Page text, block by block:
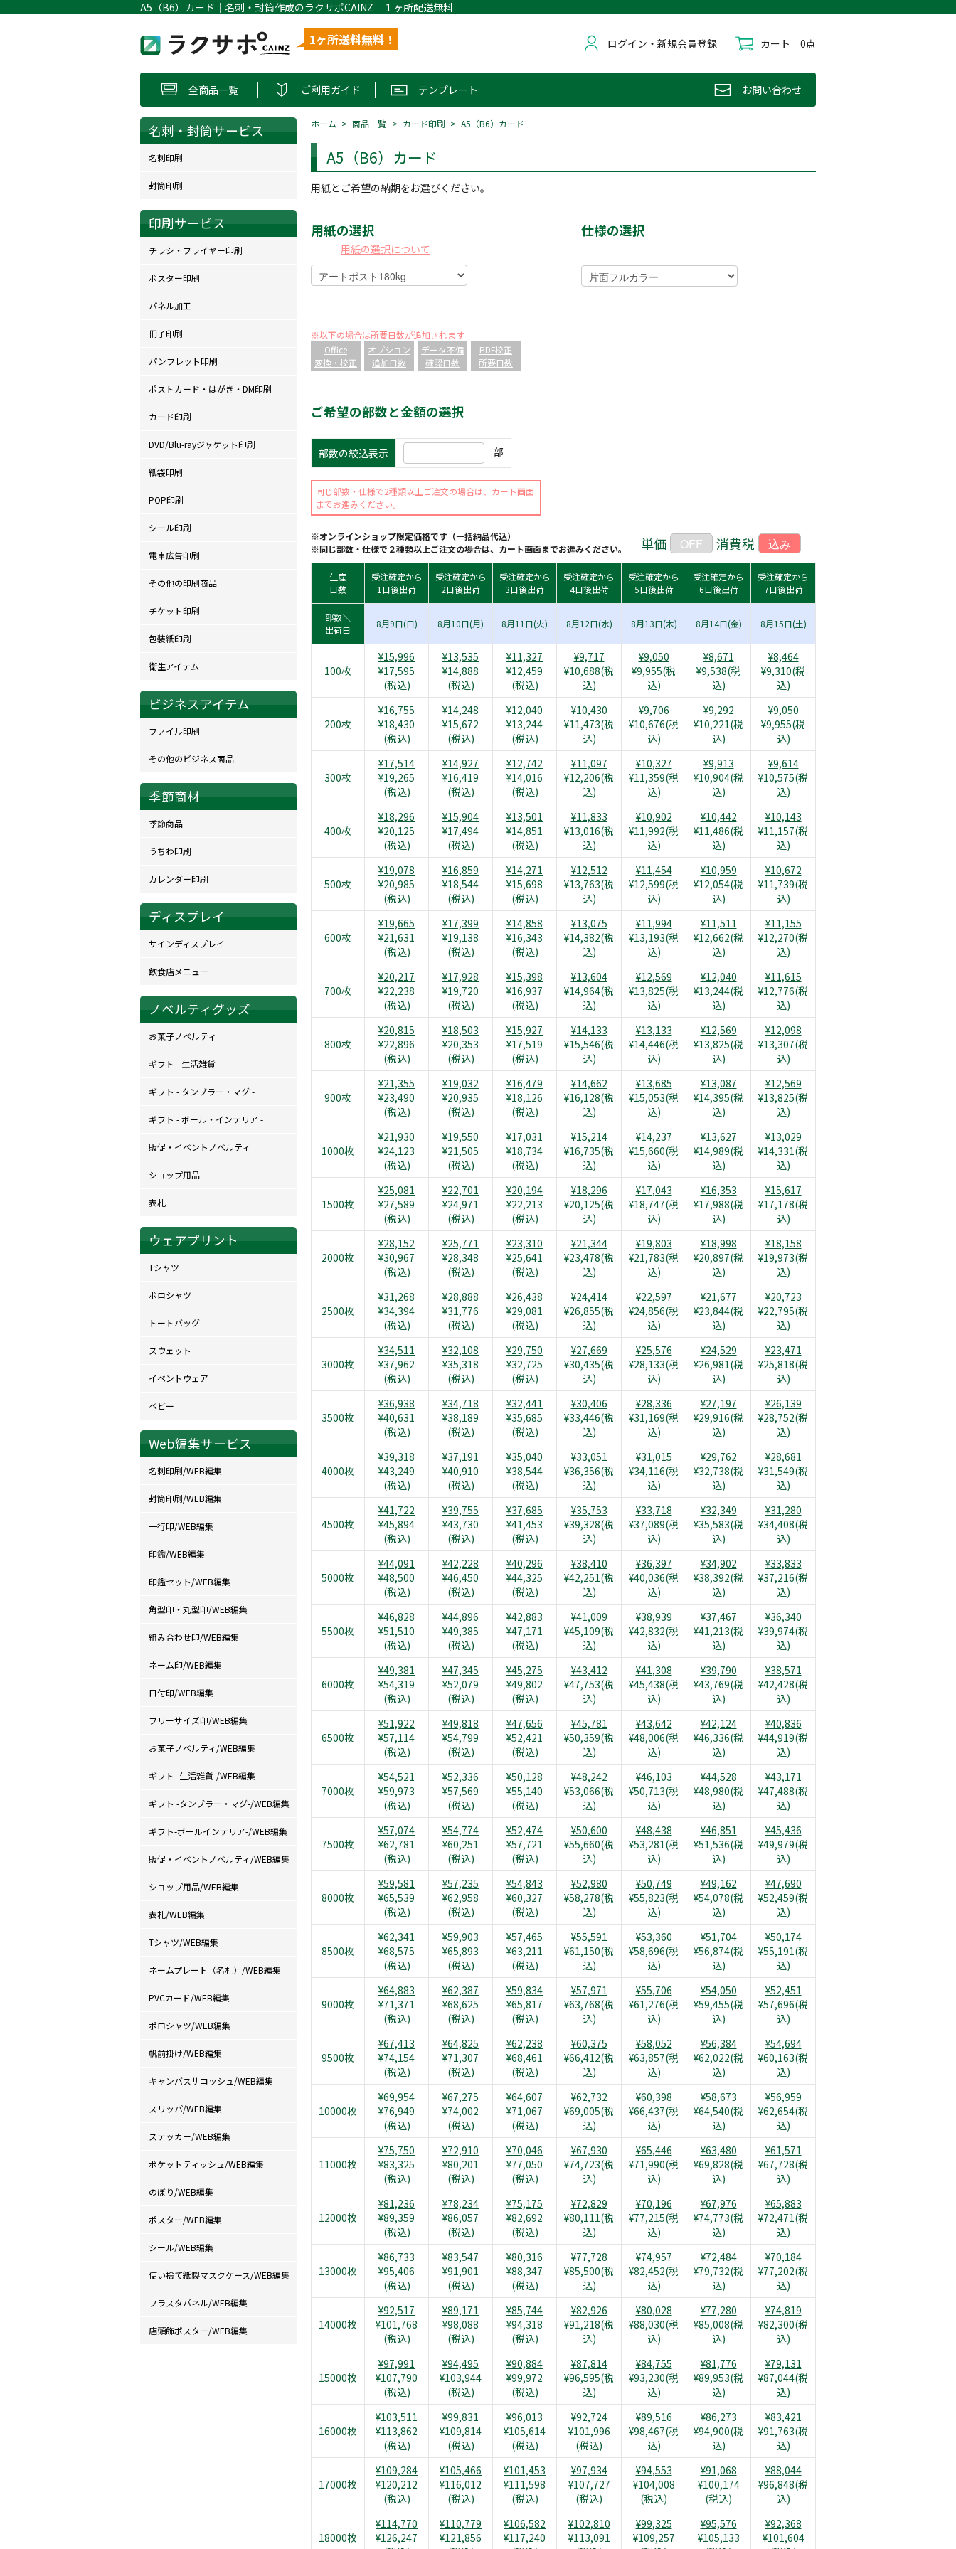
A5（B6）カード｜名刺・封筒作成のラクサポCAINZ １ヶ所配送無料
1ヶ所送料無料！ ログイン・新規会員登録 カート 0点
全商品一覧 ご利用ガイド テンプレート お問い合わせ
ホーム 商品一覧 カード印刷 A5（B6）カード
A5（B6）カード
用紙とご希望の納期をお選びください。
用紙の選択
用紙の選択について
仕様の選択
※以下の場合は所要日数が追加されます
Office
変換・校正
オプション
追加日数
データ不備
確認日数
PDF校正
所要日数
ご希望の部数と金額の選択
部数の絞込表示 部
同じ部数・仕様で2種類以上ご注文の場合は、カート画面
までお進みください。
※オンラインショップ限定価格です（一括納品代込）
※同じ部数・仕様で２種類以上ご注文の場合は、カート画面までお進みください。
単価 OFF 消費税 込み
生産
日数
受注確定から
1日後出荷
受注確定から
2日後出荷
受注確定から
3日後出荷
受注確定から
4日後出荷
受注確定から
5日後出荷
受注確定から
6日後出荷
受注確定から
7日後出荷
部数＼
出荷日
8月9日(日) 8月10日(月) 8月11日(火) 8月12日(水) 8月13日(木) 8月14日(金) 8月15日(土)
100枚
¥15,996
¥17,595
(税込)
¥13,535
¥14,888
(税込)
¥11,327
¥12,459
(税込)
¥9,717
¥10,688(税
込)
¥9,050
¥9,955(税
込)
¥8,671
¥9,538(税
込)
¥8,464
¥9,310(税
込)
200枚
¥16,755
¥18,430
(税込)
¥14,248
¥15,672
(税込)
¥12,040
¥13,244
(税込)
¥10,430
¥11,473(税
込)
¥9,706
¥10,676(税
込)
¥9,292
¥10,221(税
込)
¥9,050
¥9,955(税
込)
300枚
¥17,514
¥19,265
(税込)
¥14,927
¥16,419
(税込)
¥12,742
¥14,016
(税込)
¥11,097
¥12,206(税
込)
¥10,327
¥11,359(税
込)
¥9,913
¥10,904(税
込)
¥9,614
¥10,575(税
込)
400枚
¥18,296
¥20,125
(税込)
¥15,904
¥17,494
(税込)
¥13,501
¥14,851
(税込)
¥11,833
¥13,016(税
込)
¥10,902
¥11,992(税
込)
¥10,442
¥11,486(税
込)
¥10,143
¥11,157(税
込)
500枚
¥19,078
¥20,985
(税込)
¥16,859
¥18,544
(税込)
¥14,271
¥15,698
(税込)
¥12,512
¥13,763(税
込)
¥11,454
¥12,599(税
込)
¥10,959
¥12,054(税
込)
¥10,672
¥11,739(税
込)
600枚
¥19,665
¥21,631
(税込)
¥17,399
¥19,138
(税込)
¥14,858
¥16,343
(税込)
¥13,075
¥14,382(税
込)
¥11,994
¥13,193(税
込)
¥11,511
¥12,662(税
込)
¥11,155
¥12,270(税
込)
700枚
¥20,217
¥22,238
(税込)
¥17,928
¥19,720
(税込)
¥15,398
¥16,937
(税込)
¥13,604
¥14,964(税
込)
¥12,569
¥13,825(税
込)
¥12,040
¥13,244(税
込)
¥11,615
¥12,776(税
込)
800枚
¥20,815
¥22,896
(税込)
¥18,503
¥20,353
(税込)
¥15,927
¥17,519
(税込)
¥14,133
¥15,546(税
込)
¥13,133
¥14,446(税
込)
¥12,569
¥13,825(税
込)
¥12,098
¥13,307(税
込)
900枚
¥21,355
¥23,490
(税込)
¥19,032
¥20,935
(税込)
¥16,479
¥18,126
(税込)
¥14,662
¥16,128(税
込)
¥13,685
¥15,053(税
込)
¥13,087
¥14,395(税
込)
¥12,569
¥13,825(税
込)
1000枚
¥21,930
¥24,123
(税込)
¥19,550
¥21,505
(税込)
¥17,031
¥18,734
(税込)
¥15,214
¥16,735(税
込)
¥14,237
¥15,660(税
込)
¥13,627
¥14,989(税
込)
¥13,029
¥14,331(税
込)
1500枚
¥25,081
¥27,589
(税込)
¥22,701
¥24,971
(税込)
¥20,194
¥22,213
(税込)
¥18,296
¥20,125(税
込)
¥17,043
¥18,747(税
込)
¥16,353
¥17,988(税
込)
¥15,617
¥17,178(税
込)
2000枚
¥28,152
¥30,967
(税込)
¥25,771
¥28,348
(税込)
¥23,310
¥25,641
(税込)
¥21,344
¥23,478(税
込)
¥19,803
¥21,783(税
込)
¥18,998
¥20,897(税
込)
¥18,158
¥19,973(税
込)
2500枚
¥31,268
¥34,394
(税込)
¥28,888
¥31,776
(税込)
¥26,438
¥29,081
(税込)
¥24,414
¥26,855(税
込)
¥22,597
¥24,856(税
込)
¥21,677
¥23,844(税
込)
¥20,723
¥22,795(税
込)
3000枚
¥34,511
¥37,962
(税込)
¥32,108
¥35,318
(税込)
¥29,750
¥32,725
(税込)
¥27,669
¥30,435(税
込)
¥25,576
¥28,133(税
込)
¥24,529
¥26,981(税
込)
¥23,471
¥25,818(税
込)
3500枚
¥36,938
¥40,631
(税込)
¥34,718
¥38,189
(税込)
¥32,441
¥35,685
(税込)
¥30,406
¥33,446(税
込)
¥28,336
¥31,169(税
込)
¥27,197
¥29,916(税
込)
¥26,139
¥28,752(税
込)
4000枚
¥39,318
¥43,249
(税込)
¥37,191
¥40,910
(税込)
¥35,040
¥38,544
(税込)
¥33,051
¥36,356(税
込)
¥31,015
¥34,116(税
込)
¥29,762
¥32,738(税
込)
¥28,681
¥31,549(税
込)
4500枚
¥41,722
¥45,894
(税込)
¥39,755
¥43,730
(税込)
¥37,685
¥41,453
(税込)
¥35,753
¥39,328(税
込)
¥33,718
¥37,089(税
込)
¥32,349
¥35,583(税
込)
¥31,280
¥34,408(税
込)
5000枚
¥44,091
¥48,500
(税込)
¥42,228
¥46,450
(税込)
¥40,296
¥44,325
(税込)
¥38,410
¥42,251(税
込)
¥36,397
¥40,036(税
込)
¥34,902
¥38,392(税
込)
¥33,833
¥37,216(税
込)
5500枚
¥46,828
¥51,510
(税込)
¥44,896
¥49,385
(税込)
¥42,883
¥47,171
(税込)
¥41,009
¥45,109(税
込)
¥38,939
¥42,832(税
込)
¥37,467
¥41,213(税
込)
¥36,340
¥39,974(税
込)
6000枚
¥49,381
¥54,319
(税込)
¥47,345
¥52,079
(税込)
¥45,275
¥49,802
(税込)
¥43,412
¥47,753(税
込)
¥41,308
¥45,438(税
込)
¥39,790
¥43,769(税
込)
¥38,571
¥42,428(税
込)
6500枚
¥51,922
¥57,114
(税込)
¥49,818
¥54,799
(税込)
¥47,656
¥52,421
(税込)
¥45,781
¥50,359(税
込)
¥43,642
¥48,006(税
込)
¥42,124
¥46,336(税
込)
¥40,836
¥44,919(税
込)
7000枚
¥54,521
¥59,973
(税込)
¥52,336
¥57,569
(税込)
¥50,128
¥55,140
(税込)
¥48,242
¥53,066(税
込)
¥46,103
¥50,713(税
込)
¥44,528
¥48,980(税
込)
¥43,171
¥47,488(税
込)
7500枚
¥57,074
¥62,781
(税込)
¥54,774
¥60,251
(税込)
¥52,474
¥57,721
(税込)
¥50,600
¥55,660(税
込)
¥48,438
¥53,281(税
込)
¥46,851
¥51,536(税
込)
¥45,436
¥49,979(税
込)
8000枚
¥59,581
¥65,539
(税込)
¥57,235
¥62,958
(税込)
¥54,843
¥60,327
(税込)
¥52,980
¥58,278(税
込)
¥50,749
¥55,823(税
込)
¥49,162
¥54,078(税
込)
¥47,690
¥52,459(税
込)
8500枚
¥62,341
¥68,575
(税込)
¥59,903
¥65,893
(税込)
¥57,465
¥63,211
(税込)
¥55,591
¥61,150(税
込)
¥53,360
¥58,696(税
込)
¥51,704
¥56,874(税
込)
¥50,174
¥55,191(税
込)
9000枚
¥64,883
¥71,371
(税込)
¥62,387
¥68,625
(税込)
¥59,834
¥65,817
(税込)
¥57,971
¥63,768(税
込)
¥55,706
¥61,276(税
込)
¥54,050
¥59,455(税
込)
¥52,451
¥57,696(税
込)
9500枚
¥67,413
¥74,154
(税込)
¥64,825
¥71,307
(税込)
¥62,238
¥68,461
(税込)
¥60,375
¥66,412(税
込)
¥58,052
¥63,857(税
込)
¥56,384
¥62,022(税
込)
¥54,694
¥60,163(税
込)
10000枚
¥69,954
¥76,949
(税込)
¥67,275
¥74,002
(税込)
¥64,607
¥71,067
(税込)
¥62,732
¥69,005(税
込)
¥60,398
¥66,437(税
込)
¥58,673
¥64,540(税
込)
¥56,959
¥62,654(税
込)
11000枚
¥75,750
¥83,325
(税込)
¥72,910
¥80,201
(税込)
¥70,046
¥77,050
(税込)
¥67,930
¥74,723(税
込)
¥65,446
¥71,990(税
込)
¥63,480
¥69,828(税
込)
¥61,571
¥67,728(税
込)
12000枚
¥81,236
¥89,359
(税込)
¥78,234
¥86,057
(税込)
¥75,175
¥82,692
(税込)
¥72,829
¥80,111(税
込)
¥70,196
¥77,215(税
込)
¥67,976
¥74,773(税
込)
¥65,883
¥72,471(税
込)
13000枚
¥86,733
¥95,406
(税込)
¥83,547
¥91,901
(税込)
¥80,316
¥88,347
(税込)
¥77,728
¥85,500(税
込)
¥74,957
¥82,452(税
込)
¥72,484
¥79,732(税
込)
¥70,184
¥77,202(税
込)
14000枚
¥92,517
¥101,768
(税込)
¥89,171
¥98,088
(税込)
¥85,744
¥94,318
(税込)
¥82,926
¥91,218(税
込)
¥80,028
¥88,030(税
込)
¥77,280
¥85,008(税
込)
¥74,819
¥82,300(税
込)
15000枚
¥97,991
¥107,790
(税込)
¥94,495
¥103,944
(税込)
¥90,884
¥99,972
(税込)
¥87,814
¥96,595(税
込)
¥84,755
¥93,230(税
込)
¥81,776
¥89,953(税
込)
¥79,131
¥87,044(税
込)
16000枚
¥103,511
¥113,862
(税込)
¥99,831
¥109,814
(税込)
¥96,013
¥105,614
(税込)
¥92,724
¥101,996
(税込)
¥89,516
¥98,467(税
込)
¥86,273
¥94,900(税
込)
¥83,421
¥91,763(税
込)
17000枚
¥109,284
¥120,212
(税込)
¥105,466
¥116,012
(税込)
¥101,453
¥111,598
(税込)
¥97,934
¥107,727
(税込)
¥94,553
¥104,008
(税込)
¥91,068
¥100,174
(税込)
¥88,044
¥96,848(税
込)
18000枚
¥114,770
¥126,247
¥110,779
¥121,856
¥106,582
¥117,240
¥102,810
¥113,091
¥99,325
¥109,257
¥95,576
¥105,133
¥92,368
¥101,604
名刺・封筒サービス
名刺印刷
封筒印刷
印刷サービス
チラシ・フライヤー印刷
ポスター印刷
パネル加工
冊子印刷
パンフレット印刷
ポストカード・はがき・DM印刷
カード印刷
DVD/Blu-rayジャケット印刷
紙袋印刷
POP印刷
シール印刷
電車広告印刷
その他の印刷商品
チケット印刷
包装紙印刷
衛生アイテム
ビジネスアイテム
ファイル印刷
その他のビジネス商品
季節商材
季節商品
うちわ印刷
カレンダー印刷
ディスプレイ
サインディスプレイ
飲食店メニュー
ノベルティグッズ
お菓子ノベルティ
ギフト - 生活雑貨 -
ギフト - タンブラー・マグ -
ギフト - ボール・インテリア -
販促・イベントノベルティ
ショップ用品
表札
ウェアプリント
Tシャツ
ポロシャツ
トートバッグ
スウェット
イベントウェア
ベビー
Web編集サービス
名刺印刷/WEB編集
封筒印刷/WEB編集
一行印/WEB編集
印鑑/WEB編集
印鑑セット/WEB編集
角型印・丸型印/WEB編集
組み合わせ印/WEB編集
ネーム印/WEB編集
日付印/WEB編集
フリーサイズ印/WEB編集
お菓子ノベルティ/WEB編集
ギフト -生活雑貨-/WEB編集
ギフト -タンブラー・マグ-/WEB編集
ギフト-ボールインテリア-/WEB編集
販促・イベントノベルティ/WEB編集
ショップ用品/WEB編集
表札/WEB編集
Tシャツ/WEB編集
ネームプレート（名札）/WEB編集
PVCカード/WEB編集
ポロシャツ/WEB編集
帆前掛け/WEB編集
キャンバスサコッシュ/WEB編集
スリッパ/WEB編集
ステッカー/WEB編集
ポケットティッシュ/WEB編集
のぼり/WEB編集
ポスター/WEB編集
シール/WEB編集
使い捨て紙製マスクケース/WEB編集
フラスタパネル/WEB編集
店頭飾ポスター/WEB編集